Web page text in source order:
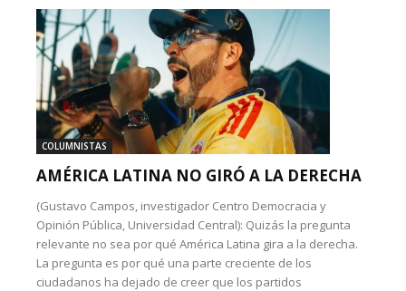
COLUMNISTAS
AMÉRICA LATINA NO GIRÓ A LA DERECHA
(Gustavo Campos, investigador Centro Democracia y
Opinión Pública, Universidad Central): Quizás la pregunta
relevante no sea por qué América Latina gira a la derecha.
La pregunta es por qué una parte creciente de los
ciudadanos ha dejado de creer que los partidos